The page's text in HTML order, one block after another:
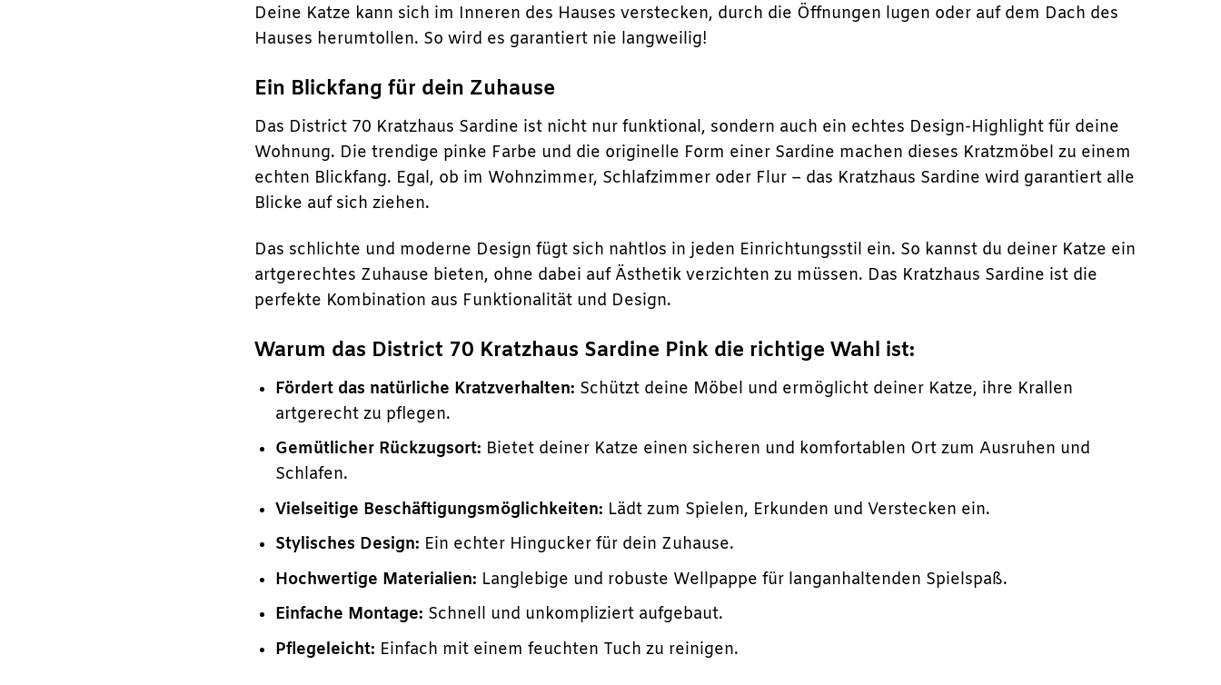
Deine Katze kann sich im Inneren des Hauses verstecken, durch die Öffnungen lugen oder auf dem Dach des
Hauses herumtollen. So wird es garantiert nie langweilig!
Ein Blickfang für dein Zuhause
Das District 70 Kratzhaus Sardine ist nicht nur funktional, sondern auch ein echtes Design-Highlight für deine
Wohnung. Die trendige pinke Farbe und die originelle Form einer Sardine machen dieses Kratzmöbel zu einem
echten Blickfang. Egal, ob im Wohnzimmer, Schlafzimmer oder Flur – das Kratzhaus Sardine wird garantiert alle
Blicke auf sich ziehen.
Das schlichte und moderne Design fügt sich nahtlos in jeden Einrichtungsstil ein. So kannst du deiner Katze ein
artgerechtes Zuhause bieten, ohne dabei auf Ästhetik verzichten zu müssen. Das Kratzhaus Sardine ist die
perfekte Kombination aus Funktionalität und Design.
Warum das District 70 Kratzhaus Sardine Pink die richtige Wahl ist:
Fördert das natürliche Kratzverhalten: Schützt deine Möbel und ermöglicht deiner Katze, ihre Krallen
artgerecht zu pflegen.
Gemütlicher Rückzugsort: Bietet deiner Katze einen sicheren und komfortablen Ort zum Ausruhen und
Schlafen.
Vielseitige Beschäftigungsmöglichkeiten: Lädt zum Spielen, Erkunden und Verstecken ein.
Stylisches Design: Ein echter Hingucker für dein Zuhause.
Hochwertige Materialien: Langlebige und robuste Wellpappe für langanhaltenden Spielspaß.
Einfache Montage: Schnell und unkompliziert aufgebaut.
Pflegeleicht: Einfach mit einem feuchten Tuch zu reinigen.